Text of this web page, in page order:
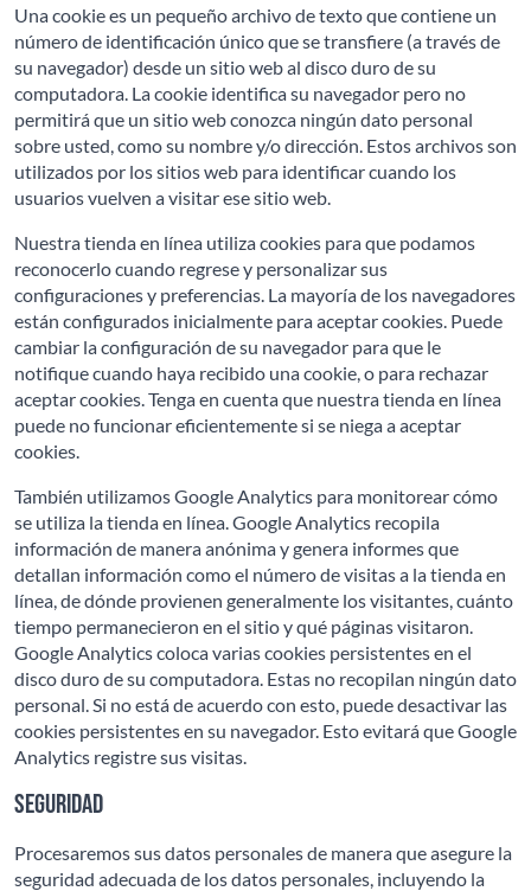
Una cookie es un pequeño archivo de texto que contiene un
número de identificación único que se transfiere (a través de
su navegador) desde un sitio web al disco duro de su
computadora. La cookie identifica su navegador pero no
permitirá que un sitio web conozca ningún dato personal
sobre usted, como su nombre y/o dirección. Estos archivos son
utilizados por los sitios web para identificar cuando los
usuarios vuelven a visitar ese sitio web.
Nuestra tienda en línea utiliza cookies para que podamos
reconocerlo cuando regrese y personalizar sus
configuraciones y preferencias. La mayoría de los navegadores
están configurados inicialmente para aceptar cookies. Puede
cambiar la configuración de su navegador para que le
notifique cuando haya recibido una cookie, o para rechazar
aceptar cookies. Tenga en cuenta que nuestra tienda en línea
puede no funcionar eficientemente si se niega a aceptar
cookies.
También utilizamos Google Analytics para monitorear cómo
se utiliza la tienda en línea. Google Analytics recopila
información de manera anónima y genera informes que
detallan información como el número de visitas a la tienda en
línea, de dónde provienen generalmente los visitantes, cuánto
tiempo permanecieron en el sitio y qué páginas visitaron.
Google Analytics coloca varias cookies persistentes en el
disco duro de su computadora. Estas no recopilan ningún dato
personal. Si no está de acuerdo con esto, puede desactivar las
cookies persistentes en su navegador. Esto evitará que Google
Analytics registre sus visitas.
Seguridad
Procesaremos sus datos personales de manera que asegure la
seguridad adecuada de los datos personales, incluyendo la